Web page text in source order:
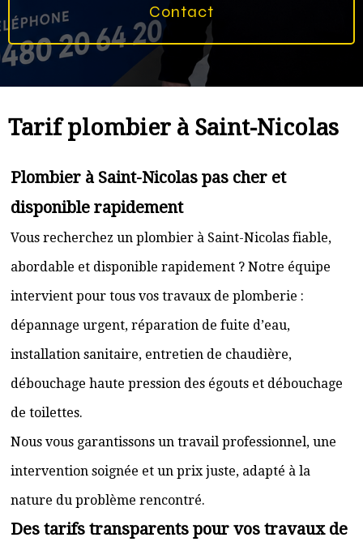
Contact
Tarif plombier à Saint-Nicolas
Plombier à Saint-Nicolas pas cher et
disponible rapidement
Vous recherchez un plombier à Saint-Nicolas fiable,
abordable et disponible rapidement ? Notre équipe
intervient pour tous vos travaux de plomberie :
dépannage urgent, réparation de fuite d’eau,
installation sanitaire, entretien de chaudière,
débouchage haute pression des égouts et débouchage
de toilettes.
Nous vous garantissons un travail professionnel, une
intervention soignée et un prix juste, adapté à la
nature du problème rencontré.
Des tarifs transparents pour vos travaux de